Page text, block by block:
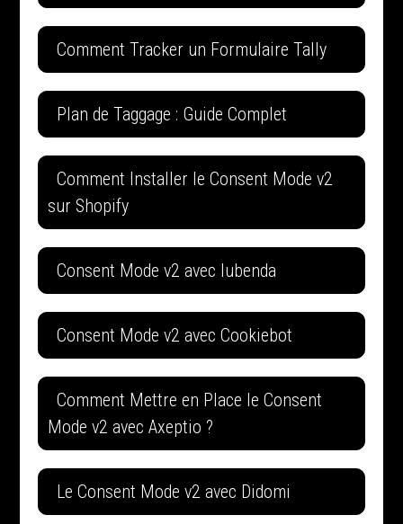
Comment Tracker un Formulaire Tally
Plan de Taggage : Guide Complet
Comment Installer le Consent Mode v2
sur Shopify
Consent Mode v2 avec Iubenda
Consent Mode v2 avec Cookiebot
Comment Mettre en Place le Consent
Mode v2 avec Axeptio ?
Le Consent Mode v2 avec Didomi